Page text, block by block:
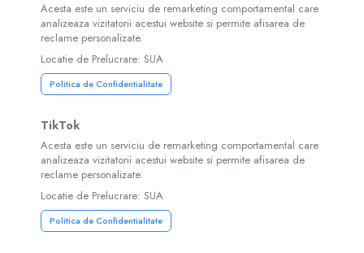
Acesta este un serviciu de remarketing comportamental care
analizeaza vizitatorii acestui website si permite afisarea de
reclame personalizate.
Locatie de Prelucrare: SUA
Politica de Confidentialitate
TikTok
Acesta este un serviciu de remarketing comportamental care
analizeaza vizitatorii acestui website si permite afisarea de
reclame personalizate.
Locatie de Prelucrare: SUA
Politica de Confidentialitate